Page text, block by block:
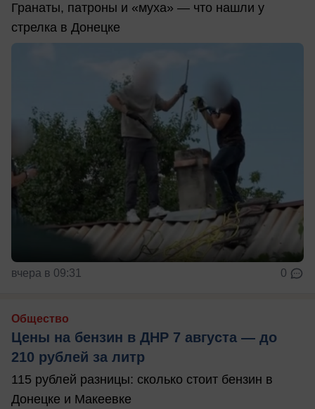
Гранаты, патроны и «муха» — что нашли у
стрелка в Донецке
вчера в 09:31 0
Общество
Цены на бензин в ДНР 7 августа — до
210 рублей за литр
115 рублей разницы: сколько стоит бензин в
Донецке и Макеевке